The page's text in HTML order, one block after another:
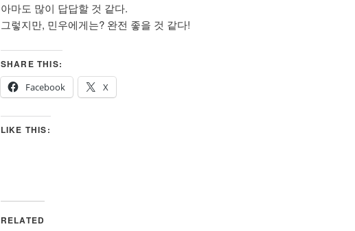
아마도 많이 답답할 것 같다.
그렇지만, 민우에게는? 완전 좋을 것 같다!
SHARE THIS:
Facebook
X
LIKE THIS:
RELATED